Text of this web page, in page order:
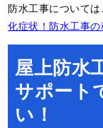
防水工事について
化症状！防水工事の
屋上防水
サポート
い！